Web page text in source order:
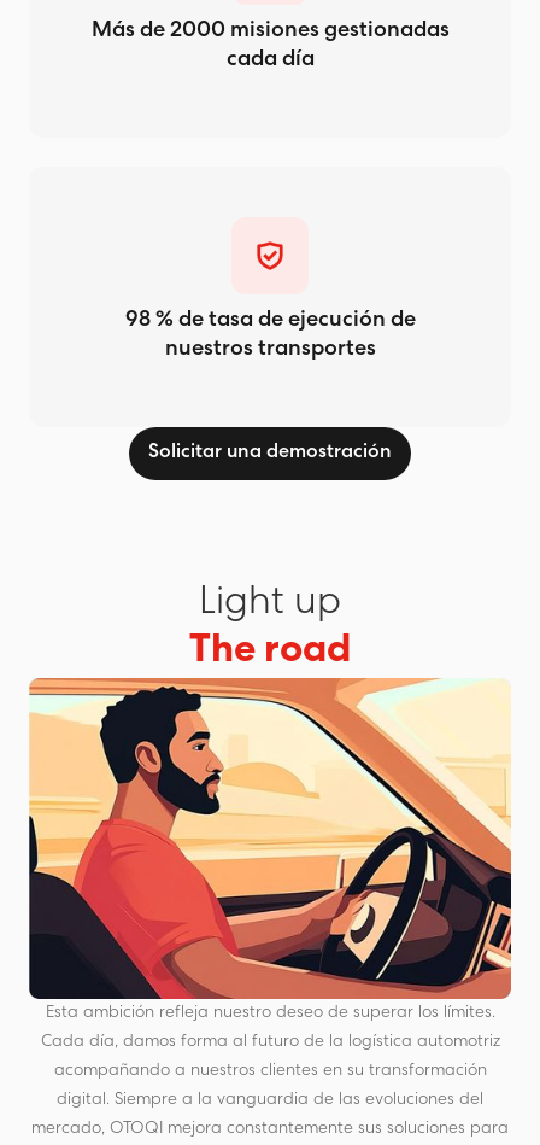
Más de 2000 misiones gestionadas
cada día
98 % de tasa de ejecución de
nuestros transportes
Solicitar una demostración
Light up
The road
Esta ambición refleja nuestro deseo de superar los límites.
Cada día, damos forma al futuro de la logística automotriz
acompañando a nuestros clientes en su transformación
digital. Siempre a la vanguardia de las evoluciones del
mercado, OTOQI mejora constantemente sus soluciones para